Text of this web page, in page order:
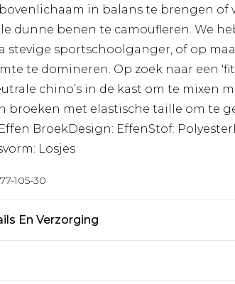
in balans te brengen of
dunne benen te camoufleren. We
stevige sportschoolganger, of op
te domineren. Op zoek naar een
chino’s in de kast om te mixen
broeken met elastische taille om te
Effen BroekDesign: EffenStof:
Losjes
105-30
En Verzorging